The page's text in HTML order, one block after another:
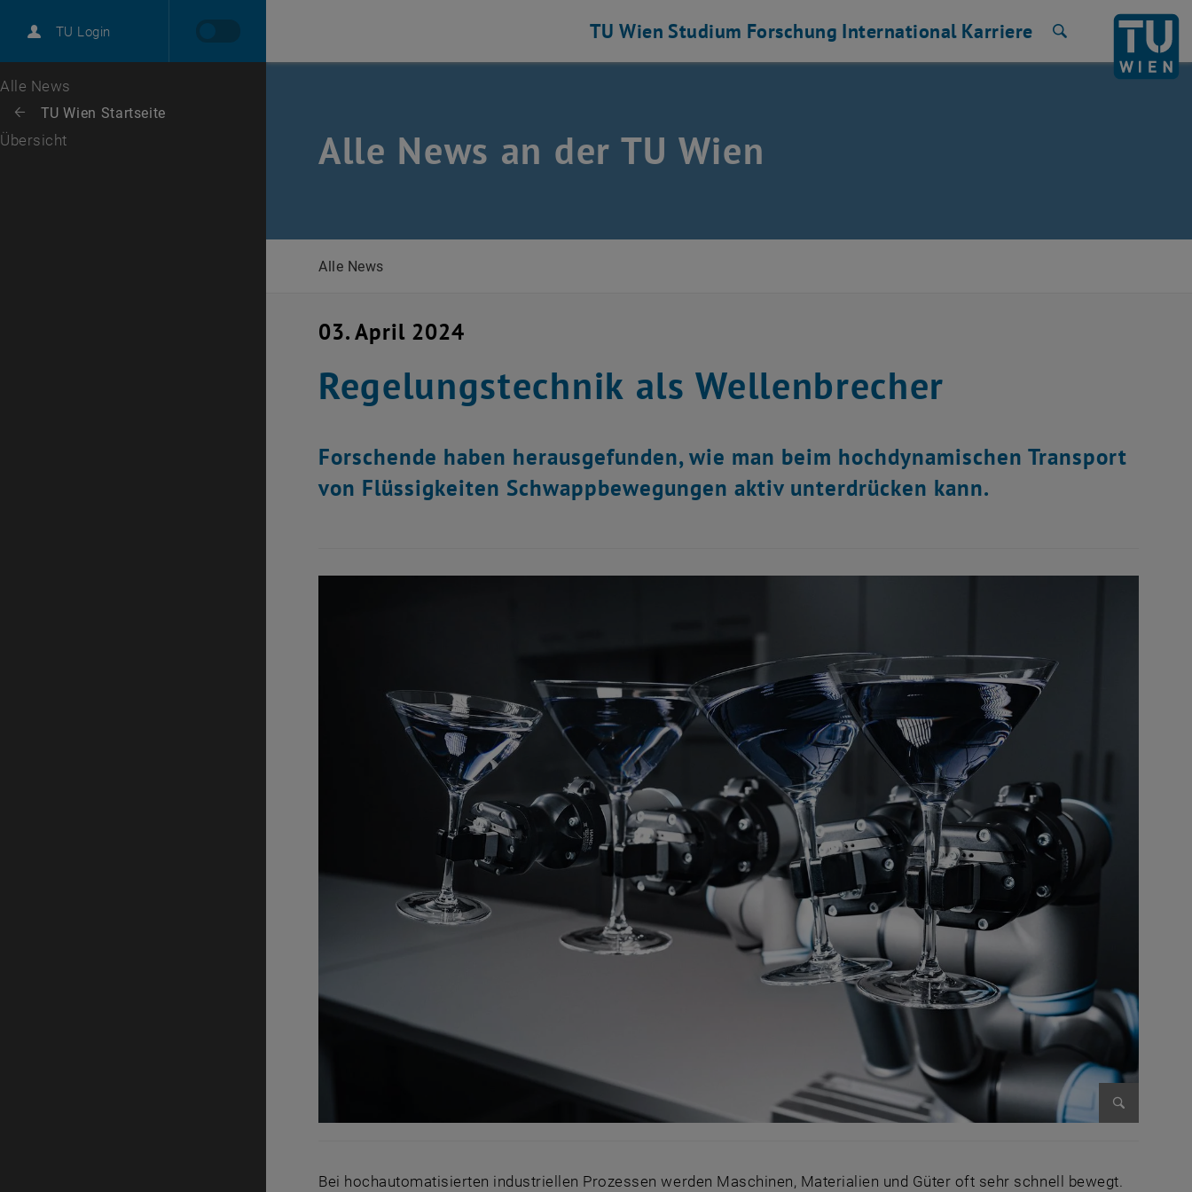
TU Login
Karriere
Zur 1. Menü Ebene
Alle News
Zurück: Subseiten von TU Wien Startseite auflisten
Zurück zur letzten Ebene:
TU Wien Startseite
Übersicht
TU Wien Studium Forschung International Karriere
Alle News an der TU Wien
Alle News
03. April 2024
Regelungstechnik als Wellenbrecher
Forschende haben herausgefunden, wie man beim hochdynamischen Transport
von Flüssigkeiten Schwappbewegungen aktiv unterdrücken kann.
Bei hochautomatisierten industriellen Prozessen werden Maschinen, Materialien und Güter oft sehr schnell bewegt.